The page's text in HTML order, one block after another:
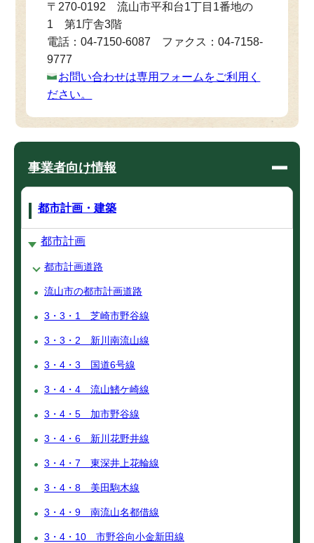
〒270-0192 流山市平和台1丁目1番地の
1 第1庁舎3階
電話：04-7150-6087 ファクス：04-7158-
9777
お問い合わせは専用フォームをご利用く
ださい。
事業者向け情報
都市計画・建築
都市計画
都市計画道路
流山市の都市計画道路
3・3・1 芝崎市野谷線
3・3・2 新川南流山線
3・4・3 国道6号線
3・4・4 流山鰭ケ崎線
3・4・5 加市野谷線
3・4・6 新川花野井線
3・4・7 東深井上花輪線
3・4・8 美田駒木線
3・4・9 南流山名都借線
3・4・10 市野谷向小金新田線